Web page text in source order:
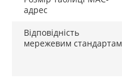
адрес
Відповідність
мережевим стандартам